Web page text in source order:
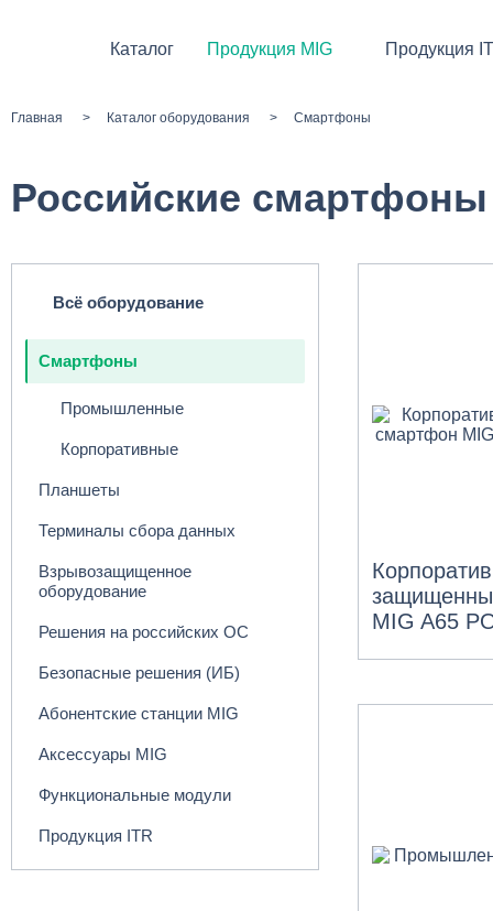
Каталог Продукция MIG Продукция
Главная Каталог оборудования Смартфоны
Российские смартфоны
Всё оборудование
Смартфоны
Промышленные
Корпоративные
Планшеты
Терминалы сбора данных
Взрывозащищенное
оборудование
Решения на российских ОС
Безопасные решения (ИБ)
Абонентские станции MIG
Аксессуары MIG
Функциональные модули
Продукция ITR
MIG A65